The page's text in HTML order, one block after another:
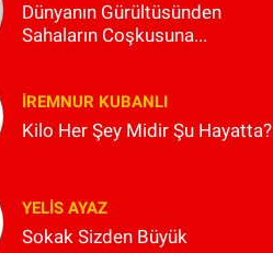
Dünyanın Gürültüsünden
Sahaların Coşkusuna...
İREMNUR KUBANLI
Kilo Her Şey Midir Şu Hayatta?
YELIS AYAZ
Sokak Sizden Büyük